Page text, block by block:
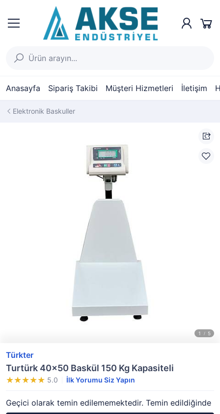
Anasayfa Sipariş Takibi Müşteri Hizmetleri İletişim
Elektronik Baskuller
Türkter
Turtürk 40x50 Baskül 150 Kg Kapasiteli
5.0 İlk Yorumu Siz Yapın
Geçici olarak temin edilememektedir. Temin edildiğinde